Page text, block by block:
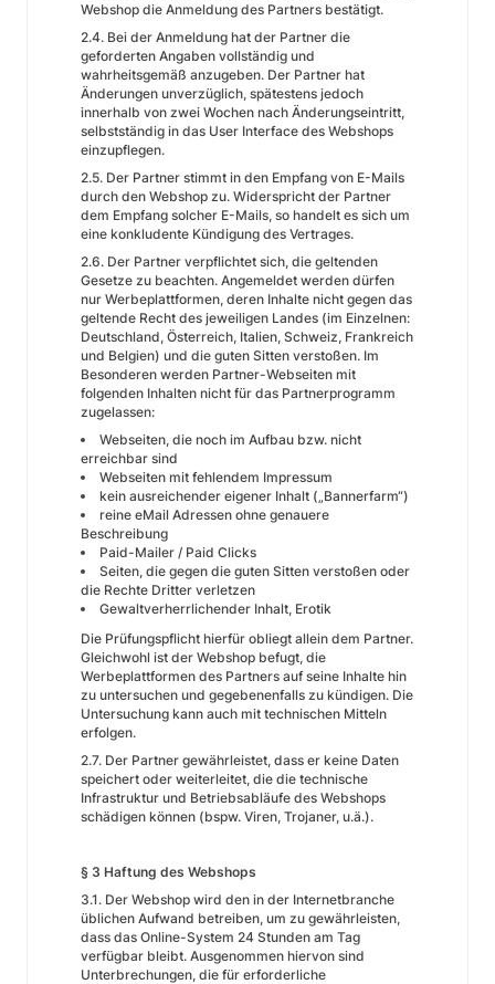
Webshop die Anmeldung des Partners bestätigt.
2.4. Bei der Anmeldung hat der Partner die
geforderten Angaben vollständig und
wahrheitsgemäß anzugeben. Der Partner hat
Änderungen unverzüglich, spätestens jedoch
innerhalb von zwei Wochen nach Änderungseintritt,
selbstständig in das User Interface des Webshops
einzupflegen.
2.5. Der Partner stimmt in den Empfang von E-Mails
durch den Webshop zu. Widerspricht der Partner
dem Empfang solcher E-Mails, so handelt es sich um
eine konkludente Kündigung des Vertrages.
2.6. Der Partner verpflichtet sich, die geltenden
Gesetze zu beachten. Angemeldet werden dürfen
nur Werbeplattformen, deren Inhalte nicht gegen das
geltende Recht des jeweiligen Landes (im Einzelnen:
Deutschland, Österreich, Italien, Schweiz, Frankreich
und Belgien) und die guten Sitten verstoßen. Im
Besonderen werden Partner-Webseiten mit
folgenden Inhalten nicht für das Partnerprogramm
zugelassen:
Webseiten, die noch im Aufbau bzw. nicht
erreichbar sind
Webseiten mit fehlendem Impressum
kein ausreichender eigener Inhalt („Bannerfarm“)
reine eMail Adressen ohne genauere
Beschreibung
Paid-Mailer / Paid Clicks
Seiten, die gegen die guten Sitten verstoßen oder
die Rechte Dritter verletzen
Gewaltverherrlichender Inhalt, Erotik
Die Prüfungspflicht hierfür obliegt allein dem Partner.
Gleichwohl ist der Webshop befugt, die
Werbeplattformen des Partners auf seine Inhalte hin
zu untersuchen und gegebenenfalls zu kündigen. Die
Untersuchung kann auch mit technischen Mitteln
erfolgen.
2.7. Der Partner gewährleistet, dass er keine Daten
speichert oder weiterleitet, die die technische
Infrastruktur und Betriebsabläufe des Webshops
schädigen können (bspw. Viren, Trojaner, u.ä.).
§ 3 Haftung des Webshops
3.1. Der Webshop wird den in der Internetbranche
üblichen Aufwand betreiben, um zu gewährleisten,
dass das Online-System 24 Stunden am Tag
verfügbar bleibt. Ausgenommen hiervon sind
Unterbrechungen, die für erforderliche